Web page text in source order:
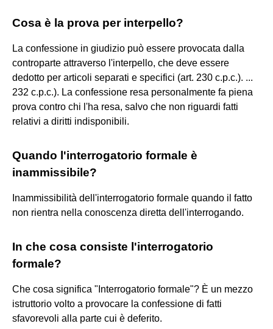
Cosa è la prova per interpello?
La confessione in giudizio può essere provocata dalla
controparte attraverso l'interpello, che deve essere
dedotto per articoli separati e specifici (art. 230 c.p.c.). ...
232 c.p.c.). La confessione resa personalmente fa piena
prova contro chi l'ha resa, salvo che non riguardi fatti
relativi a diritti indisponibili.
Quando l'interrogatorio formale è
inammissibile?
Inammissibilità dell'interrogatorio formale quando il fatto
non rientra nella conoscenza diretta dell'interrogando.
In che cosa consiste l'interrogatorio
formale?
Che cosa significa "Interrogatorio formale"? È un mezzo
istruttorio volto a provocare la confessione di fatti
sfavorevoli alla parte cui è deferito.